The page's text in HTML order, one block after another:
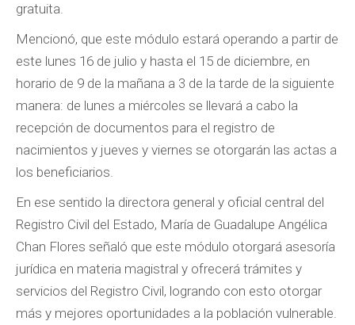
gratuita.
Mencionó, que este módulo estará operando a partir de
este lunes 16 de julio y hasta el 15 de diciembre, en
horario de 9 de la mañana a 3 de la tarde de la siguiente
manera: de lunes a miércoles se llevará a cabo la
recepción de documentos para el registro de
nacimientos y jueves y viernes se otorgarán las actas a
los beneficiarios.
En ese sentido la directora general y oficial central del
Registro Civil del Estado, María de Guadalupe Angélica
Chan Flores señaló que este módulo otorgará asesoría
jurídica en materia magistral y ofrecerá trámites y
servicios del Registro Civil, logrando con esto otorgar
más y mejores oportunidades a la población vulnerable.